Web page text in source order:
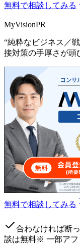
無料で相談してみる
MyVisionPR
“純粋なビジネス／
接対策の手厚さが頭
無料で相談してみる
合わなければ断
談は無料※ 一部アフ